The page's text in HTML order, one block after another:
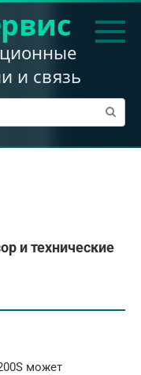
и связь
и технические
может